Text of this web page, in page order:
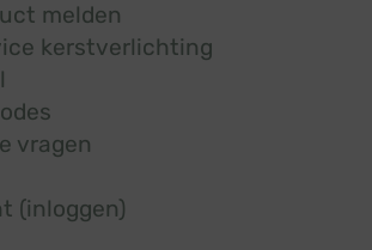
melden
kerstverlichting
vragen
(inloggen)